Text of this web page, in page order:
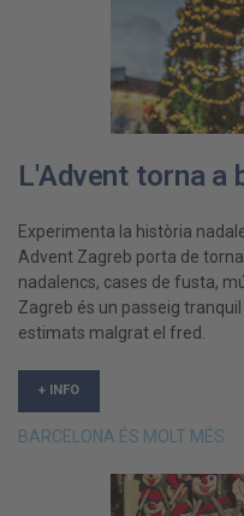
L'Advent torna a
Experimenta la història
Advent Zagreb porta de
nadalencs, cases de fusta,
Zagreb és un passeig
estimats malgrat el fred.
+ INFO
BARCELONA ÉS MOLT MÉS